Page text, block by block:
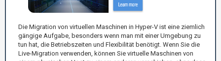
Die Migration von virtuellen Maschinen in Hyper-V ist eine ziemlich
gängige Aufgabe, besonders wenn man mit einer Umgebung zu
tun hat, die Betriebszeiten und Flexibilität benötigt. Wenn Sie die
Live-Migration verwenden, können Sie virtuelle Maschinen von